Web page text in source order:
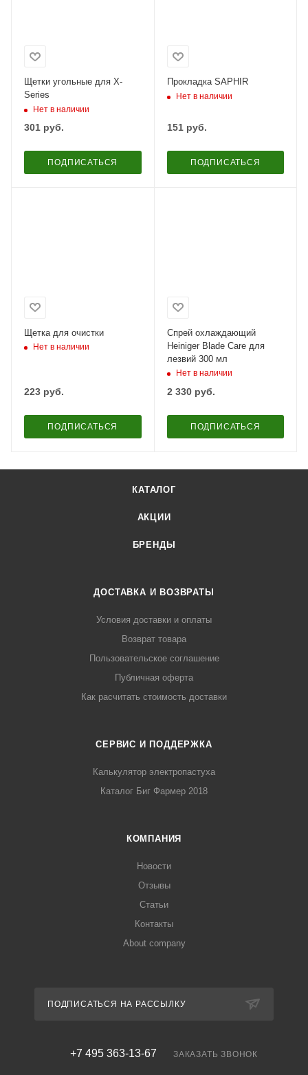
Щетки угольные для X-
Series
Нет в наличии
301 руб.
ПОДПИСАТЬСЯ
Прокладка SAPHIR
Нет в наличии
151руб.
ПОДПИСАТЬСЯ
Щетка для очистки
Нет в наличии
223 руб.
ПОДПИСАТЬСЯ
Спрей охлаждающий
Heiniger Blade Care для
лезвий 300 мл
Нет в наличии
2 330руб.
ПОДПИСАТЬСЯ
КАТАЛОГ
АКЦИИ
БРЕНДЫ
ДОСТАВКА И ВОЗВРАТЫ
Условия доставки и оплаты
Возврат товара
Пользовательское соглашение
Публичная оферта
Как расчитать стоимость доставки
СЕРВИС И ПОДДЕРЖКА
Калькулятор электропастуха
Каталог Биг Фармер 2018
КОМПАНИЯ
Новости
Отзывы
Статьи
Контакты
About company
ПОДПИСАТЬСЯ НА РАССЫЛКУ
+7 495 363-13-67 ЗАКАЗАТЬ ЗВОНОК